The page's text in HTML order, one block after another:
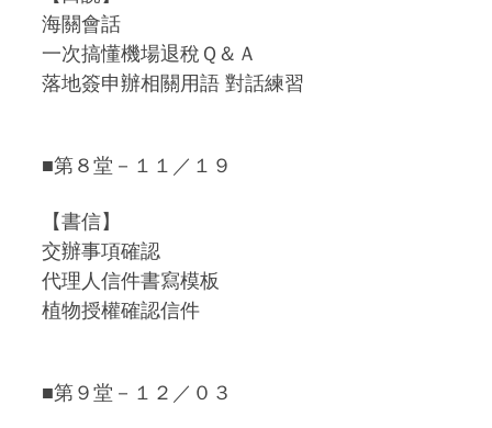
海關會話
一次搞懂機場退稅Ｑ＆Ａ
落地簽申辦相關用語 對話練習
■第８堂－１１／１９
【書信】
交辦事項確認
代理人信件書寫模板
植物授權確認信件
■第９堂－１２／０３